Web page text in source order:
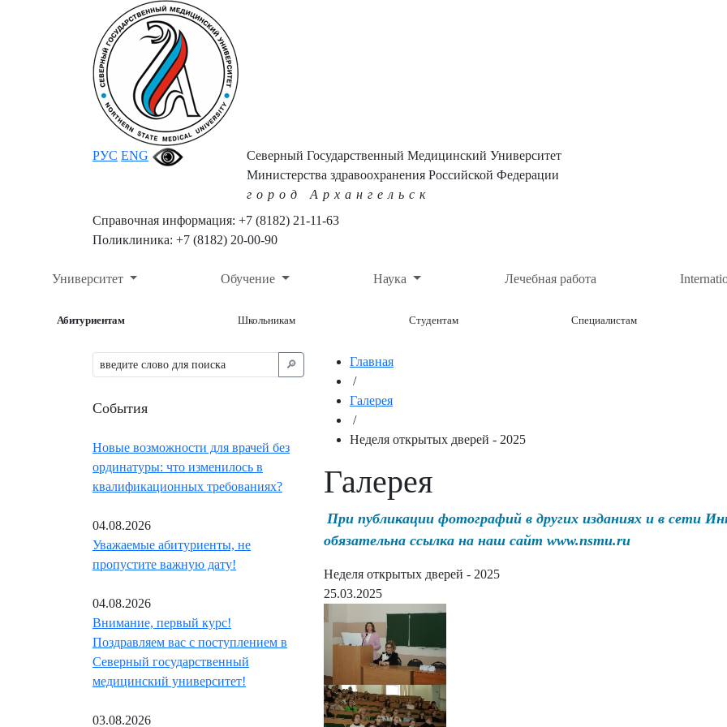
РУС ENG
Северный Государственный Медицинский Университет
Министерства здравоохранения Российской Федерации
город Архангельск
Справочная информация: +7 (8182) 21-11-63
Поликлиника: +7 (8182) 20-00-90
Университет Обучение Наука Лечебная работа
Абитуриентам Школьникам Студентам Специалистам
🔎︎
События
Новые возможности для врачей без
ординатуры: что изменилось в
квалификационных требованиях?
04.08.2026
Уважаемые абитуриенты, не
пропустите важную дату!
04.08.2026
Внимание, первый курс!
Поздравляем вас с поступлением в
Северный государственный
медицинский университет!
03.08.2026
Главная
/
Галерея
/
Неделя открытых дверей - 2025
Галерея
При публикации фотографий в других изданиях и в сети
обязательна ссылка на наш сайт www.nsmu.ru
Неделя открытых дверей - 2025
25.03.2025